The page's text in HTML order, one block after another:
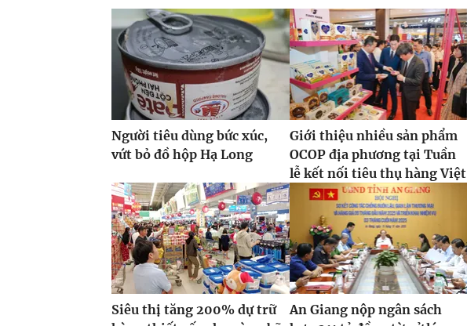
Người tiêu dùng bức xúc,
vứt bỏ đồ hộp Hạ Long
Giới thiệu nhiều sản phẩm
OCOP địa phương tại Tuần
lễ kết nối tiêu thụ hàng Việt
Siêu thị tăng 200% dự trữ
An Giang nộp ngân sách